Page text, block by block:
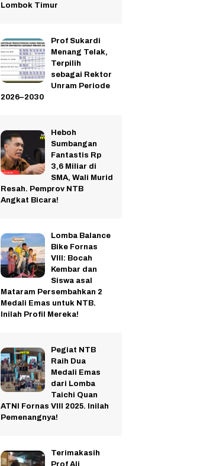
Lombok Timur
Prof Sukardi
Menang Telak,
Terpilih
sebagai Rektor
Unram Periode
2026–2030
Heboh
Sumbangan
Fantastis Rp
3,6 Miliar di
SMA, Wali Murid
Resah. Pemprov NTB
Angkat Bicara!
Lomba Balance
Bike Fornas
VIII: Bocah
Kembar dan
Siswa asal
Mataram Persembahkan 2
Medali Emas untuk NTB.
Inilah Profil Mereka!
Pegiat NTB
Raih Dua
Medali Emas
dari Lomba
Taichi Quan
ATNI Fornas VIII 2025. Inilah
Pemenangnya!
Terimakasih
Prof Ali